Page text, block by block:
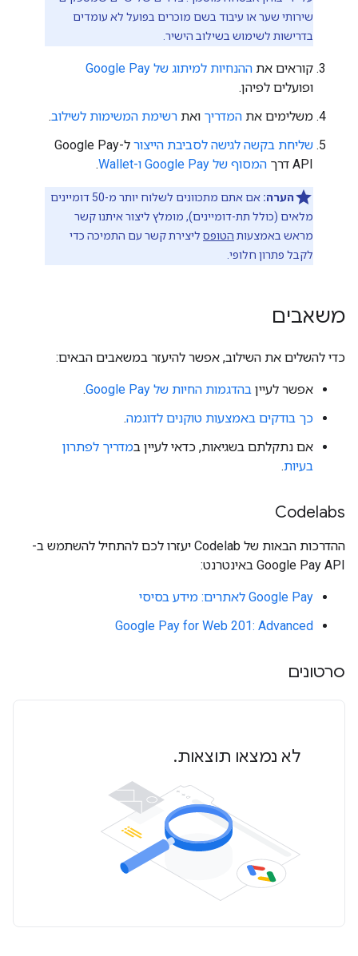
שירותי שער או עיבוד בשם מוכרים בפועל לא עומדים
בדרישות לשימוש בשילוב הישיר.
קוראים את ההנחיות למיתוג של Google Pay
ופועלים לפיהן.
משלימים את המדריך ואת רשימת המשימות לשילוב.
שליחת בקשה לגישה לסביבת הייצור
ל-Google Pay
API דרך
המסוף של Google Pay ו-Wallet .
הערה:
אם אתם מתכוונים לשלוח יותר מ-50 דומיינים
מלאים (כולל תת-דומיינים), מומלץ ליצור איתנו קשר
מראש באמצעות הטופס ליצירת קשר עם התמיכה כדי
לקבל פתרון חלופי.
משאבים
כדי להשלים את השילוב, אפשר להיעזר במשאבים הבאים:
אפשר לעיין בהדגמות החיות של Google Pay
.
כך בודקים באמצעות טוקנים לדוגמה.
אם נתקלתם בשגיאות, כדאי לעיין במדריך לפתרון
בעיות.
Codelabs
ההדרכות הבאות של Codelab יעזרו לכם להתחיל להשתמש ב-
Google Pay API באינטרנט:
Google Pay לאתרים: מידע בסיסי
Google Pay for Web 201: Advanced
סרטונים
לא נמצאו תוצאות.